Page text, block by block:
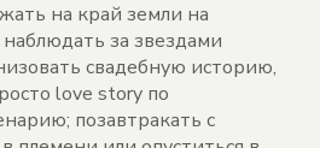
на край земли на
за звездами
свадебную историю,
love story по
позавтракать с